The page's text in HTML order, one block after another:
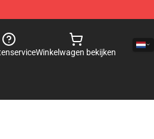
Winkelwagen bekijken